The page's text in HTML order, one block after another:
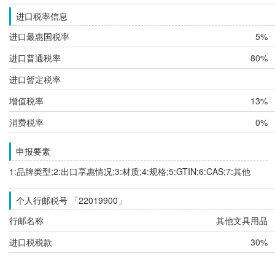
进口税率信息
进口最惠国税率
5%
进口普通税率
80%
进口暂定税率
增值税率
13%
消费税率
0%
申报要素
1:品牌类型;2:出口享惠情况;3:材质;4:规格;5:GTIN;6:CAS;7:其他
个人行邮税号 「22019900」
行邮名称
其他文具用品
进口税税款
30%